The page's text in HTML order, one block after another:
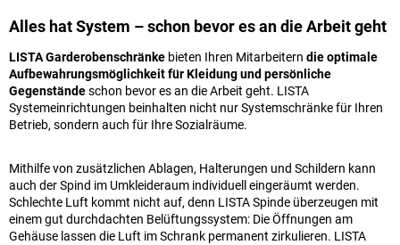
Alles hat System – schon bevor es an die Arbeit geht
LISTA Garderobenschränke bieten Ihren Mitarbeitern die optimale
Aufbewahrungsmöglichkeit für Kleidung und persönliche
Gegenständeschon bevor es an die Arbeit geht. LISTA
Systemeinrichtungen beinhalten nicht nur Systemschränke für Ihren
Betrieb, sondern auch für Ihre Sozialräume.
Mithilfe von zusätzlichen Ablagen, Halterungen und Schildern kann
auch der Spind im Umkleideraum individuell eingeräumt werden.
Schlechte Luft kommt nicht auf, denn LISTA Spinde überzeugen mit
einem gut durchdachten Belüftungssystem: Die Öffnungen am
Gehäuse lassen die Luft im Schrank permanent zirkulieren. LISTA